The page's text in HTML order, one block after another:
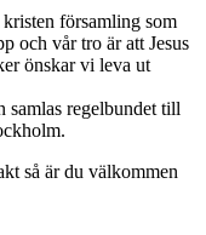
församling som
och vår tro är att Jesus
önskar vi leva ut
samlas regelbundet till
så är du välkommen